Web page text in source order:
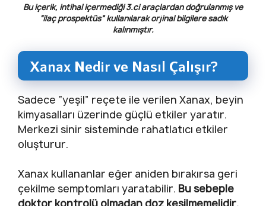
Bu içerik, intihal içermediği 3.ci araçlardan doğrulanmış ve
“ilaç prospektüs” kullanılarak orjinal bilgilere sadık
kalınmıştır.
Xanax Nedir ve Nasıl Çalışır?
Sadece “yeşil” reçete ile verilen Xanax, beyin
kimyasalları üzerinde güçlü etkiler yaratır.
Merkezi sinir sisteminde rahatlatıcı etkiler
oluşturur.
Xanax kullananlar eğer aniden bırakırsa geri
çekilme semptomları yaratabilir. Bu sebeple